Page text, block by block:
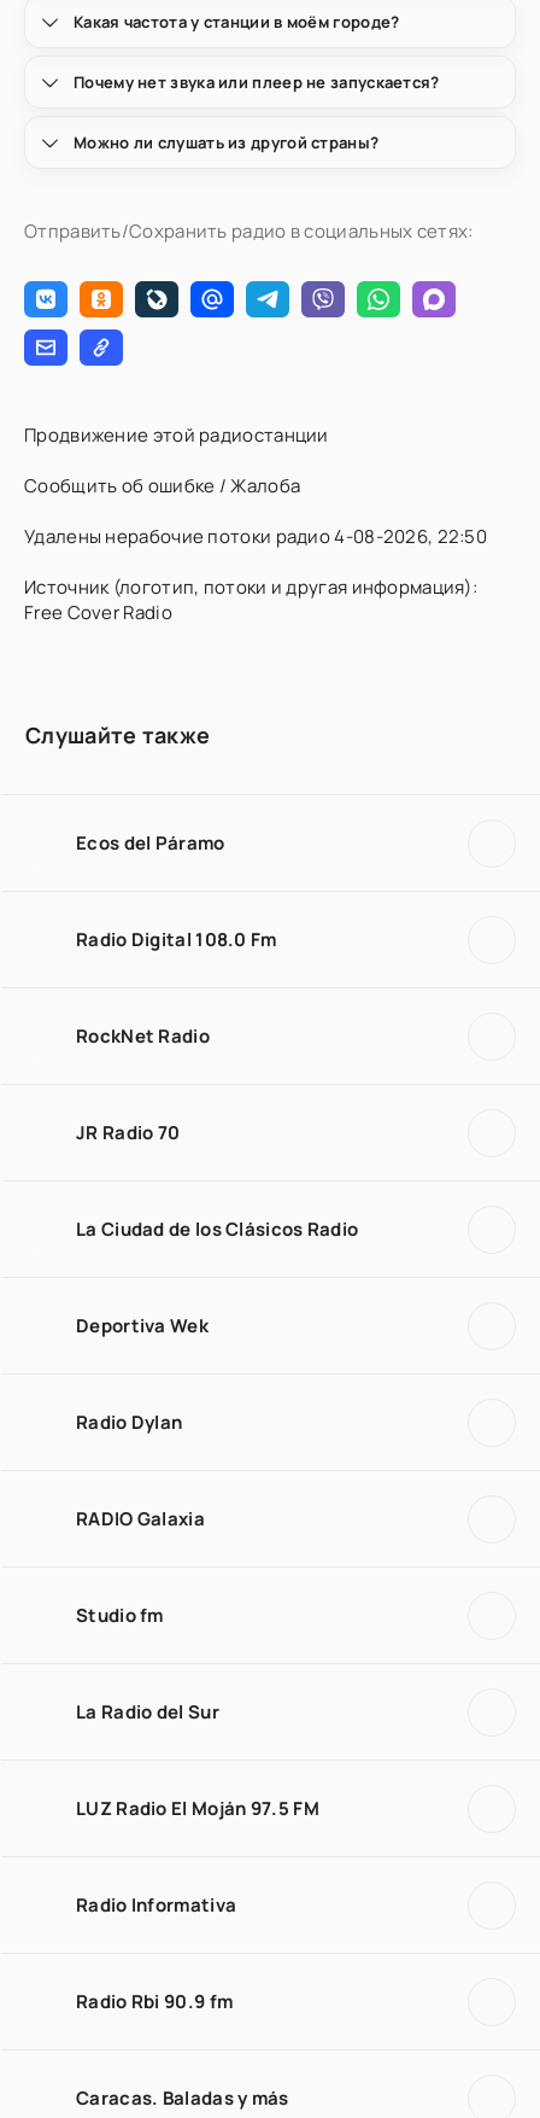
Какая частота у станции в моём городе?
Почему нет звука или плеер не запускается?
Можно ли слушать из другой страны?
Отправить/Сохранить радио в социальных сетях:
Продвижение этой радиостанции
Сообщить об ошибке / Жалоба
Удалены нерабочие потоки радио 4-08-2026, 22:50
Источник (логотип, потоки и другая информация):
Free Cover Radio
Слушайте также
Ecos del Páramo
Radio Digital 108.0 Fm
RockNet Radio
JR Radio 70
La Ciudad de los Clásicos Radio
Deportiva Wek
Radio Dylan
RADIO Galaxia
Studio fm
La Radio del Sur
LUZ Radio El Moján 97.5 FM
Radio Informativa
Radio Rbi 90.9 fm
Caracas. Baladas y más